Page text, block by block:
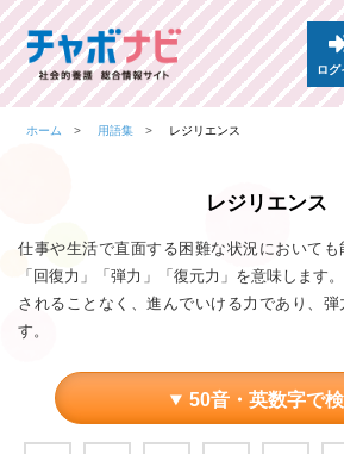
ログ
ホーム 用語集 レジリエンス
レジリエンス
仕事や生活で直面する困難な状況において
「回復力」「弾力」「復元力」を意味します
されることなく、進んでいける力であり、弾
す。
50音・英数字で